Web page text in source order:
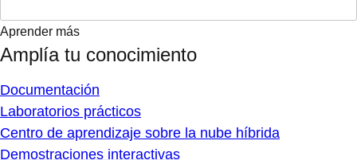
Aprender más
Amplía tu conocimiento
Documentación
Laboratorios prácticos
Centro de aprendizaje sobre la nube híbrida
Demostraciones interactivas